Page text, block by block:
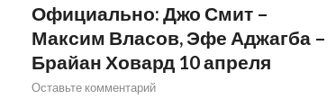
Официально: Джо Смит –
Максим Власов, Эфе Аджагба –
Брайан Ховард 10 апреля
Оставьте комментарий